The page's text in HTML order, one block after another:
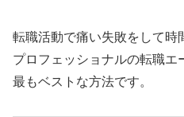
転職活動で痛い失敗をして時
プロフェッショナルの転職エ
最もベストな方法です。